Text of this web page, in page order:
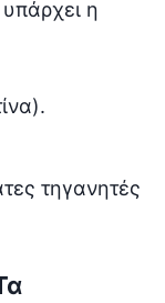
η
τηγανητές